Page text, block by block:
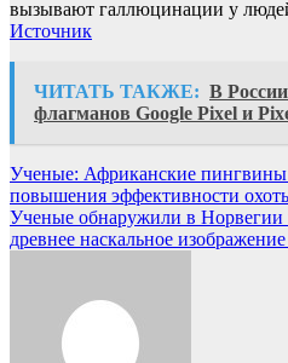
вызывают галлюцинации у
Источник
ЧИТАТЬ ТАКЖЕ: В
флагманов Google Pixel и
Навигация
по
записям
Ученые: Африканские пингвины
повышения эффективности
Ученые обнаружили в Норвегии
древнее наскальное